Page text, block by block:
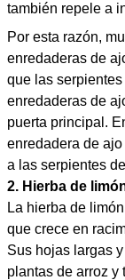
también repele a
Por esta razón,
enredaderas de
que las
enredaderas de
puerta principal.
enredadera de
a las serpientes
2. Hierba de
La hierba de
que crece en
Sus hojas largas
plantas de arroz y